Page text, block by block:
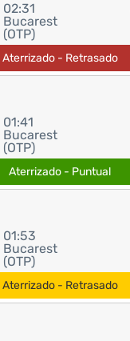
02:31
Bucarest
(OTP)
Aterrizado - Retrasado
01:41
Bucarest
(OTP)
Aterrizado - Puntual
01:53
Bucarest
(OTP)
Aterrizado - Retrasado